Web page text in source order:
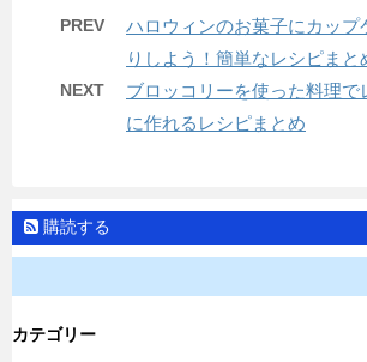
PREV
ハロウィンのお菓子にカップ
りしよう！簡単なレシピまと
NEXT
ブロッコリーを使った料理で
に作れるレシピまとめ
購読する
カテゴリー